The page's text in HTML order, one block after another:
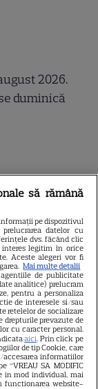
2026.
duminică
la bloc, fără
la presa
să rămână
pe dispozitivul
datelor cu
dvs. făcând clic
legitim în orice
Aceste alegeri vor fi
Mai multe detalii
de publicitate
analitice) prelucram
pentru a personaliza
de interesele si/sau
retelelor de socializare
drepturile prevazute de
cu caracter personal.
aici. Prin click pe
de tip Cookie, care
accesarea informatiilor
“VREAU SA MODIFIC
in mod individual, mai
functionarea website-